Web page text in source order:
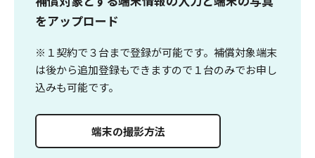
をアップロード
※１契約で３台まで登録が可能です。補償対象端末
は後から追加登録もできますので１台のみでお申し
込みも可能です。
端末の撮影方法